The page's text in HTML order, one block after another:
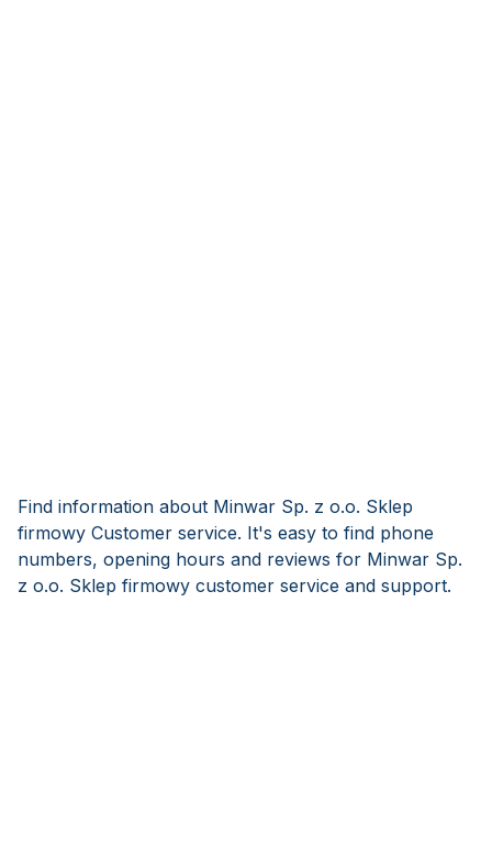
Find information about Minwar Sp. z o.o. Sklep
firmowy Customer service. It's easy to find phone
numbers, opening hours and reviews for Minwar Sp.
z o.o. Sklep firmowy customer service and support.